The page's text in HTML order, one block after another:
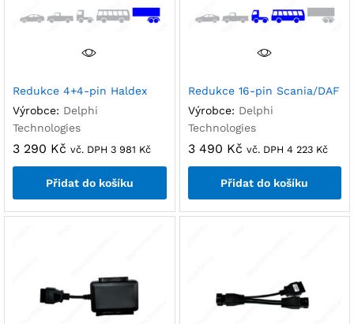
Redukce 4+4-pin Haldex
Výrobce: Delphi
Technologies
3 290 Kč vč. DPH 3 981 Kč
Přidat do košíku
Redukce 16-pin Scania/DAF
Výrobce: Delphi
Technologies
3 490 Kč vč. DPH 4 223 Kč
Přidat do košíku